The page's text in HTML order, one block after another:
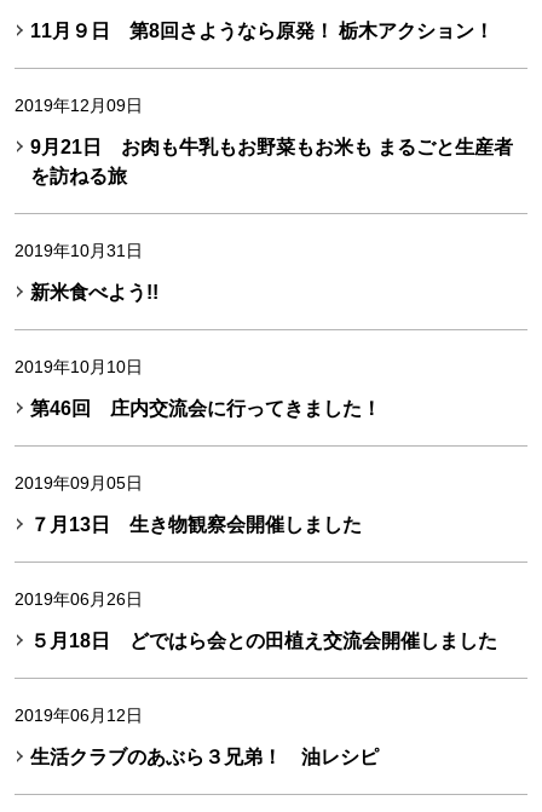
11月９日 第8回さようなら原発！ 栃木アクション！
2019年12月09日
9月21日 お肉も牛乳もお野菜もお米も まるごと生産者
を訪ねる旅
2019年10月31日
新米食べよう!!
2019年10月10日
第46回 庄内交流会に行ってきました！
2019年09月05日
７月13日 生き物観察会開催しました
2019年06月26日
５月18日 どではら会との田植え交流会開催しました
2019年06月12日
生活クラブのあぶら３兄弟！ 油レシピ